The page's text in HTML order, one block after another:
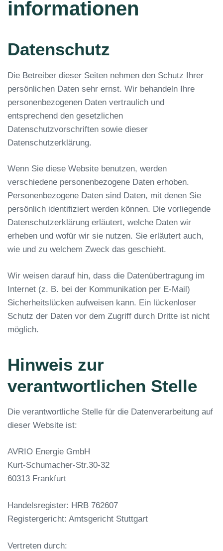
informationen
Datenschutz
Die Betreiber dieser Seiten nehmen den Schutz Ihrer
persönlichen Daten sehr ernst. Wir behandeln Ihre
personenbezogenen Daten vertraulich und
entsprechend den gesetzlichen
Datenschutzvorschriften sowie dieser
Datenschutzerklärung.
Wenn Sie diese Website benutzen, werden
verschiedene personenbezogene Daten erhoben.
Personenbezogene Daten sind Daten, mit denen Sie
persönlich identifiziert werden können. Die vorliegende
Datenschutzerklärung erläutert, welche Daten wir
erheben und wofür wir sie nutzen. Sie erläutert auch,
wie und zu welchem Zweck das geschieht.
Wir weisen darauf hin, dass die Datenübertragung im
Internet (z. B. bei der Kommunikation per E-Mail)
Sicherheitslücken aufweisen kann. Ein lückenloser
Schutz der Daten vor dem Zugriff durch Dritte ist nicht
möglich.
Hinweis zur
verantwortlichen Stelle
Die verantwortliche Stelle für die Datenverarbeitung auf
dieser Website ist:
AVRIO Energie GmbH
Kurt-Schumacher-Str.30-32
60313 Frankfurt
Handelsregister: HRB 762607
Registergericht: Amtsgericht Stuttgart
Vertreten durch: